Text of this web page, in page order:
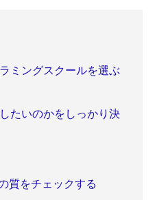
ミングスクールを選ぶ
たいのかをしっかり決
質をチェックする